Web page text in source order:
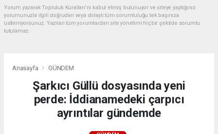
Yorum yazarak Topluluk Kuralları’nı kabul etmiş bulunuyor ve siteye yaptığınız
yorumunuzla ilgili doğrudan veya dolaylı tüm sorumluluğu tek başınıza
üstleniyorsunuz. Yazılan tüm yorumlardan site yönetimi hiçbir şekilde sorumlu
tutulamaz.
Anasayfa GÜNDEM
Şarkıcı Güllü dosyasında yeni
perde: İddianamedeki çarpıcı
ayrıntılar gündemde